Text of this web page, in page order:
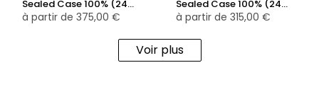
Sealed Case 100% (24
Blind Boxes)
à partir de 375,00 €
Sealed Case 100% (24
Blind Boxes)
à partir de 315,00 €
Voir plus